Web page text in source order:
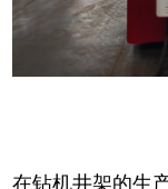
在钻机井架的生